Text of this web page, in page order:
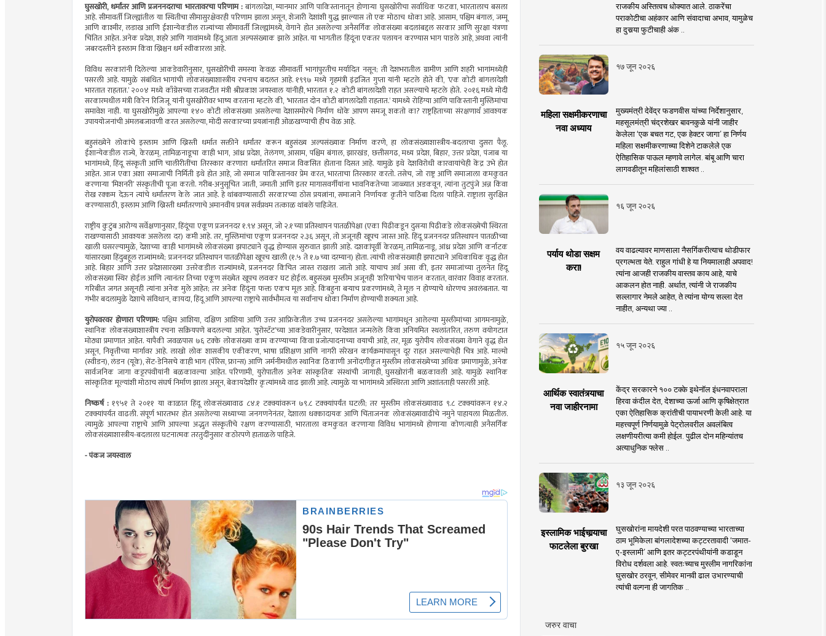
घुसखोरी, धर्मांतर आणि प्रजननदराचा भारतावरचा परिणाम :बांगलादेश, म्यानमार आणि पाकिस्तानातून होणार्‍या घुसखोरीचा सर्वाधिक फटका, भारतालाच बसला
आहे. सीमावर्ती जिल्ह्यांतील या स्थितीचा सीमासुरक्षेवरही परिणाम झाला असून, शेजारी देशांशी युद्ध झाल्यास तो एक मोठाच धोका आहे. आसाम, पश्चिम बंगाल, जम्मू
आणि काश्मीर, लडाख आणि ईशान्येकडील राज्यांच्या सीमावर्ती जिल्ह्यांमध्ये, वेगाने होत असलेल्या अनैसर्गिक लोकसंख्या बदलांबद्दल सरकार आणि सुरक्षा यंत्रणा
चिंतित आहेत. अनेक प्रदेश, शहरे आणि गावांमध्ये हिंदू आता अल्पसंख्याक झाले आहेत. या भागतील हिंदूंना एकतर पलायन करण्यास भाग पाडले आहे, अथवा त्यांनी
जबरदस्तीने इस्लाम किंवा ख्रिश्चन धर्म स्वीकारला आहे.
विविध सरकारांनी दिलेल्या आकडेवारीनुसार, घुसखोरीची समस्या केवळ सीमावर्ती भागांपुरतीच मर्यादित नसून; ती देशभरातील ग्रामीण आणि शहरी भागांमध्येही
पसरली आहे. यामुळे संबंधित भागांची लोकसंख्याशास्त्रीय रचनाच बदलत आहे. १९९७ मध्ये गृहमंत्री इंद्रजित गुप्ता यांनी म्हटले होते की, ‘एक कोटी बांगलादेशी
भारतात राहतात.’ २००४ मध्ये काँग्रेसच्या राजवटीत मंत्री श्रीप्रकाश जयस्वाल यांनीही, भारतात १.२ कोटी बांगलादेशी राहत असल्याचे म्हटले होते. २०१६ मध्ये मोदी
सरकारमधील मंत्री किरेन रिजिजू यांनी घुसखोरीवर भाष्य करताना म्हटले की, ‘भारतात दोन कोटी बांगलादेशी राहतात.’ यामध्ये रोहिंग्या आणि पाकिस्तानी मुस्लिमांचा
समावेश नाही. या घुसखोरीमुळे आपल्या १४० कोटी लोकसंख्या असलेल्या देशासमोरचे निर्माण धोके आपण समजू शकतो का? राष्ट्रहिताच्या संरक्षणार्थ आवश्यक
उपाययोजनांची अंमलबजावणी करत असलेल्या, मोदी सरकारच्या प्रयत्नांनाही ओळखण्याची हीच वेळ आहे.
बहुसंख्येने लोकांचे इस्लाम आणि ख्रिस्ती धर्मात सक्तीने धर्मांतर करून बहुसंख्य अल्पसंख्याक निर्माण करणे, हा लोकसंख्याशास्त्रीय-बदलाचा दुसरा पैलू.
ईशान्येकडील राज्ये, केरळम्, तामिळनाडूचा काही भाग, आंध्र प्रदेश, तेलंगण, आसाम, पश्चिम बंगाल, झारखंड, छत्तीसगढ, मध्य प्रदेश, बिहार, उत्तर प्रदेश, पंजाब या
भागांमध्ये, हिंदू संस्कृती आणि चालीरीतींचा तिरस्कार करणारा धर्मांतरित समाज विकसित होताना दिसत आहे. यामुळे इथे देशविरोधी कारवायांचेही केंद्र उभे होत
आहेत. आज एका अशा समाजाची निर्मिती इथे होत आहे, जो समाज पाकिस्तानवर प्रेम करत, भारताचा तिरस्कार करतो. तसेच, जो राष्ट्र आणि समाजाला कमकुवत
करणार्‍या ‘मिशनरी’ संस्कृतीची पूजा करतो. गरीब-अनुसूचित जाती, जमाती आणि इतर मागासवर्गीयांना भावनिकतेच्या जाळ्यात अडकवून, त्यांना तुटपुंजे अन्न किंवा
रोख रक्कम देऊन त्यांचे धर्मांतरण केले जात आहे. हे थांबवण्यासाठी सरकारच्या ठोस प्रयत्नांना, समाजाने निर्णायक कृतीने पाठिंबा दिला पाहिजे. राष्ट्राला सुरक्षित
करण्यासाठी, इस्लाम आणि ख्रिस्ती धर्मांतरणाचे अमानवीय प्रयत्न सर्वप्रथम तत्काळ थांबले पाहिजेत.
राष्ट्रीय कुटुंब आरोग्य सर्वेक्षणानुसार, हिंदूंचा एकूण प्रजननदर १.९४ असून, जो २.१च्या प्रतिस्थापन पातळीपेक्षा (एका पिढीकडून दुसर्‍या पिढीकडे लोकसंख्येची स्थिरता
राखण्यासाठी आवश्यक असलेला दर) कमी आहे. तर, मुस्लिमांचा एकूण प्रजननदर २.३६ असून, तो अजूनही खूपच जास्त आहे. हिंदू प्रजननदर प्रतिस्थापन पातळीच्या
खाली घसरल्यामुळे, देशाच्या काही भागांमध्ये लोकसंख्या झपाट्याने वृद्ध होण्यास सुरुवात झाली आहे. दशकांपूर्वी केरळम्, तामिळनाडू, आंध्र प्रदेश आणि कर्नाटक
यांसारख्या हिंदुबहूल राज्यांमध्ये; प्रजननदर प्रतिस्थापन पातळीपेक्षा खूपच खाली (१.५ ते १.७च्या दरम्यान) होता. त्यांची लोकसंख्याही झपाट्याने अधिकाधिक वृद्ध होत
आहे. बिहार आणि उत्तर प्रदेशसारख्या उत्तरेकडील राज्यांमध्ये, प्रजननदर किंचित जास्त राखला जातो आहे. याचाच अर्थ असा की, इतर समाजांच्या तुलनेत हिंदू
लोकसंख्या स्थिर होईल आणि त्यानंतर तिच्या एकूण संख्येत खूपच लवकर घट होईल. बहुसंख्य मुस्लीम अजूनही ‘शरिया’चेच पालन करतात, वारंवार विवाह करतात.
गरिबीत जगत असूनही त्यांना अनेक मुले आहेत; तर अनेक हिंदूंना फक्त एकच मूल आहे. किंबहुना बर्‍याच प्रकरणांमध्ये, ते मूल न होण्याचे धोरणच अवलंबतात. या
गंभीर बदलामुळे देशाचे संविधान, कायदा, हिंदू आणि आपल्या राष्ट्राचे सार्वभौमत्व या सर्वांनाच धोका निर्माण होण्याची शक्यता आहे.
युरोपवरवर होणारा परिणाम:पश्चिम आशिया, दक्षिण आशिया आणि उत्तर आफ्रिकेतील उच्च प्रजननदर असलेल्या भागांमधून आलेल्या मुस्लीमांच्या आगमनामुळे,
स्थानिक लोकसंख्याशास्त्रीय रचना सक्रियपणे बदलल्या आहेत. ‘युरोस्टॅट’च्या आकडेवारीनुसार, परदेशात जन्मलेले किंवा अनियमित स्थलांतरित, तरुण वयोगटात
मोठ्या प्रमाणात आहेत. यापैकी जवळपास ७६ टक्के लोकसंख्या काम करण्याच्या किंवा प्रजोत्पादनाच्या वयाची आहे, तर, मूळ युरोपीय लोकसंख्या वेगाने वृद्ध होत
असून, निवृत्तीच्या मार्गावर आहे. लाखो लोक शासकीय एकीकरण, भाषा प्रशिक्षण आणि नागरी संरेखन कार्यक्रमांपासून दूर राहत असल्याचेही चित्र आहे. माल्मो
(स्वीडन), लंडन (यूके), सेंट-डेनिसचे काही भाग (पॅरिस, फ्रान्स) आणि जर्मनीमधील स्थानिक ठिकाणी अनोंदणीकृत मुस्लीम लोकसंख्येच्या अधिक प्रमाणामुळे, अनेक
सार्वजनिक जागा कट्टरपंथीयांनी बळकावल्या आहेत. परिणामी, युरोपातील अनेक सांस्कृतिक संस्थांची जागाही, घुसखोरांनी बळकावली आहे. यामुळे स्थानिक
सांस्कृतिक मूल्यांशी मोठाच संघर्ष निर्माण झाला असून, बेकायदेशीर कृत्यांमध्ये वाढ झाली आहे. त्यामुळे या भागांमध्ये अस्थिरता आणि अशांतताही पसरली आहे.
निष्कर्ष : १९५१ ते २०११ या काळात हिंदू लोकसंख्यावाढ ८४.१ टक्क्यांवरून ७९.८ टक्क्यांपर्यंत घटली; तर मुस्लीम लोकसंख्यावाढ ९.८ टक्क्यांवरून १४.२
टक्क्यांपर्यंत वाढली. संपूर्ण भारतभर होत असलेल्या सध्याच्या जनगणनेनंतर, देशाला धक्कादायक आणि चिंताजनक लोकसंख्यावाढीचे नमुने पाहायला मिळतील.
त्यामुळे आपल्या राष्ट्राचे आणि आपल्या अद्भुत संस्कृतीचे रक्षण करण्यासाठी, भारताला कमकुवत करणार्‍या विविध भागांमध्ये होणार्‍या कोणत्याही अनैसर्गिक
लोकसंख्याशास्त्रीय-बदलाला घटनात्मक तरतुदींनुसार कठोरपणे हाताळले पाहिजे.
- पंकज जयस्वाल
राजकीय अस्तित्वच धोक्यात आले. ठाकरेंचा
पराकोटीचा अहंकार आणि संवादाचा अभाव, यामुळेच
हा दुसर्‍या फुटीचाही अंक ..
१७ जून २०२६
महिला सक्षमीकरणाचा
नवा अध्याय
मुख्यमंत्री देवेंद्र फडणवीस यांच्या निर्देशानुसार,
महसूलमंत्री चंद्रशेखर बावनकुळे यांनी जाहीर
केलेला ‘एक बचत गट, एक हेक्टर जागा’ हा निर्णय
महिला सक्षमीकरणाच्या दिशेने टाकलेले एक
ऐतिहासिक पाऊल म्हणावे लागेल. बांबू आणि चारा
लागवडीतून महिलांसाठी शाश्वत ..
१६ जून २०२६
पर्याय थोडा सक्षम
करा!
वय वाढल्यावर माणसाला नैसर्गिकरीत्याच थोडीफार
प्रगल्भता येते. राहुल गांधी हे या नियमालाही अपवाद!
त्यांना आजही राजकीय वास्तव काय आहे, याचे
आकलन होत नाही. अर्थात, त्यांनी जे राजकीय
सल्लागार नेमले आहेत, ते त्यांना योग्य सल्ला देत
नाहीत, अन्यथा ज्या ..
१५ जून २०२६
आर्थिक स्वातंत्र्याचा
नवा जाहीरनामा
केंद्र सरकारने १०० टक्के इथेनॉल इंधनवापराला
हिरवा कंदील देत, देशाच्या ऊर्जा आणि कृषिक्षेत्रात
एका ऐतिहासिक क्रांतीची पायाभरणी केली आहे. या
महत्त्वपूर्ण निर्णयामुळे पेट्रोलवरील अवलंबित्व
लक्षणीयरीत्या कमी होईल. पुढील दोन महिन्यांतच
अत्याधुनिक फ्लेस ..
१३ जून २०२६
इस्लामिक भाईचार्‍याचा
फाटलेला बुरखा
घुसखोरांना मायदेशी परत पाठवण्याच्या भारताच्या
ठाम भूमिकेला बांगलादेशच्या कट्टरतावादी ‘जमात-
ए-इस्लामी’ आणि इतर कट्टरपंथीयांनी कडाडून
विरोध दर्शवला आहे. स्वतःच्याच मुस्लीम नागरिकांना
घुसखोर ठरवून, सीमेवर मानवी ढाल उभारण्याची
त्यांची वल्गना ही जागतिक ..
जरुर वाचा